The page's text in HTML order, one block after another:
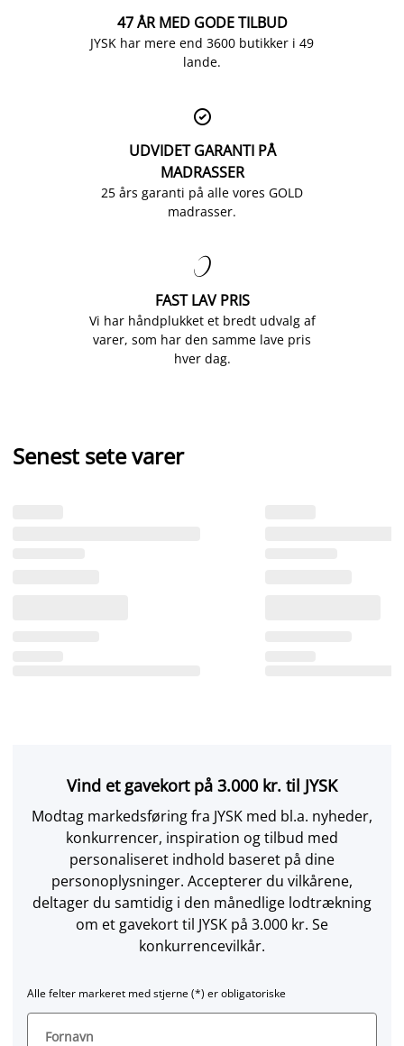
47 ÅR MED GODE TILBUD
JYSK har mere end 3600 butikker i 49
lande.

UDVIDET GARANTI PÅ
MADRASSER
25 års garanti på alle vores GOLD
madrasser.

FAST LAV PRIS
Vi har håndplukket et bredt udvalg af
varer, som har den samme lave pris
hver dag.
Senest sete varer
Vind et gavekort på 3.000 kr. til JYSK
Modtag markedsføring fra JYSK med bl.a. nyheder,
konkurrencer, inspiration og tilbud med
personaliseret indhold baseret på dine
personoplysninger. Accepterer du vilkårene,
deltager du samtidig i den månedlige lodtrækning
om et gavekort til JYSK på 3.000 kr. Se
konkurrencevilkår.
Alle felter markeret med stjerne (*) er obligatoriske
Fornavn